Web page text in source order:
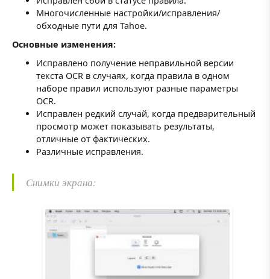
Многочисленные настройки/исправления/
обходные пути для Tahoe.
Основные изменения:
Исправлено получение неправильной версии
текста OCR в случаях, когда правила в одном
наборе правил используют разные параметры
OCR.
Исправлен редкий случай, когда предварительный
просмотр может показывать результаты,
отличные от фактических.
Различные исправления.
Снимки экрана: